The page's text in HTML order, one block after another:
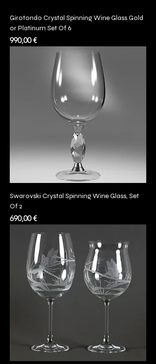
Girotondo Crystal Spinning Wine Glass Gold
or Platinum Set Of 6
Prezzo
990,00 €
Swarovski Crystal Spinning Wine Glass, Set
Of 2
Prezzo
690,00 €